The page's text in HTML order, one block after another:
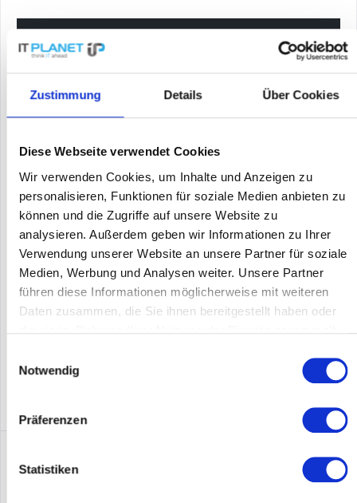
Zustimmung Details Über Cookies
Diese Webseite verwendet Cookies
Wir verwenden Cookies, um Inhalte und Anzeigen zu
personalisieren, Funktionen für soziale Medien anbieten zu
können und die Zugriffe auf unsere Website zu
analysieren. Außerdem geben wir Informationen zu Ihrer
Verwendung unserer Website an unsere Partner für soziale
Medien, Werbung und Analysen weiter. Unsere Partner
führen diese Informationen möglicherweise mit weiteren
Daten zusammen, die Sie ihnen bereitgestellt haben oder
Notwendig
Präferenzen
Statistiken
Bitte wählen Sie einen Zustand aus
Artikelzustand
neu generalüberholt
In den Warenkorb
PREIS ANFRAGEN
Merken Angebot zum Artikel
Hersteller-Nr.: 660598-B21
660598-B21 | Produktinformationen Produktbeschreibung